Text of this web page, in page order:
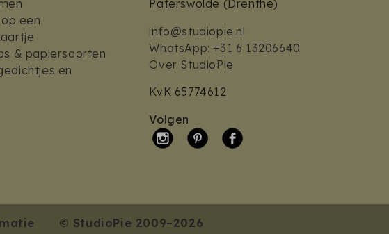
een
& papiersoorten
en
Paterswolde (Drenthe)
info@studiopie.nl
WhatsApp: +31 6 13206640
Over StudioPie
KvK 65774612
Volgen
© StudioPie 2009–2026